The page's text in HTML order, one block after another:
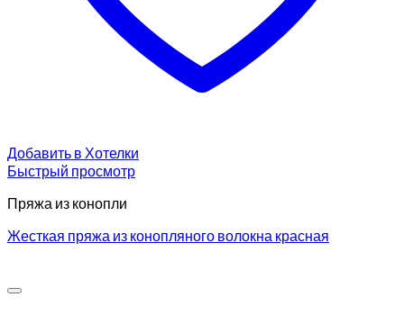
Добавить в Хотелки
Быстрый просмотр
Пряжа из конопли
Жесткая пряжа из конопляного волокна красная